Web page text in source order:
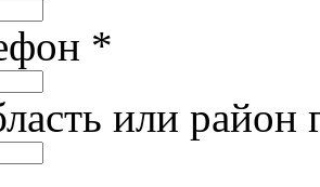
*
или район